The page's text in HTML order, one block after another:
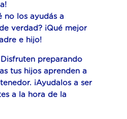
no los ayudás a
verdad? ¡Qué mejor
e hijo!
Disfruten preparando
tus hijos aprenden a
¡Ayudalos a ser
a la hora de la